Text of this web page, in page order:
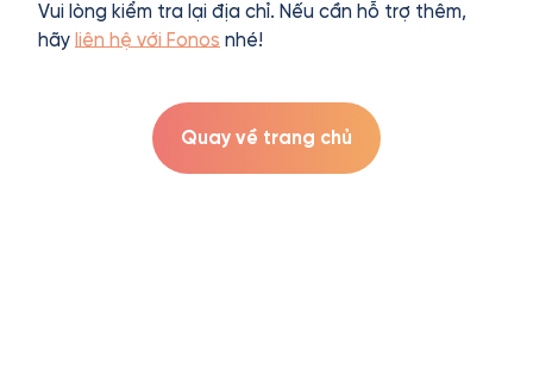
Vui lòng kiểm tra lại địa chỉ. Nếu cần hỗ trợ thêm,
hãy liên hệ với Fonos nhé!
Quay về trang chủ